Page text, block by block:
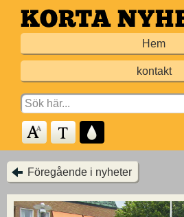
Hoppa
till
Hem
kontakt
Search
for:
Föregående i nyheter